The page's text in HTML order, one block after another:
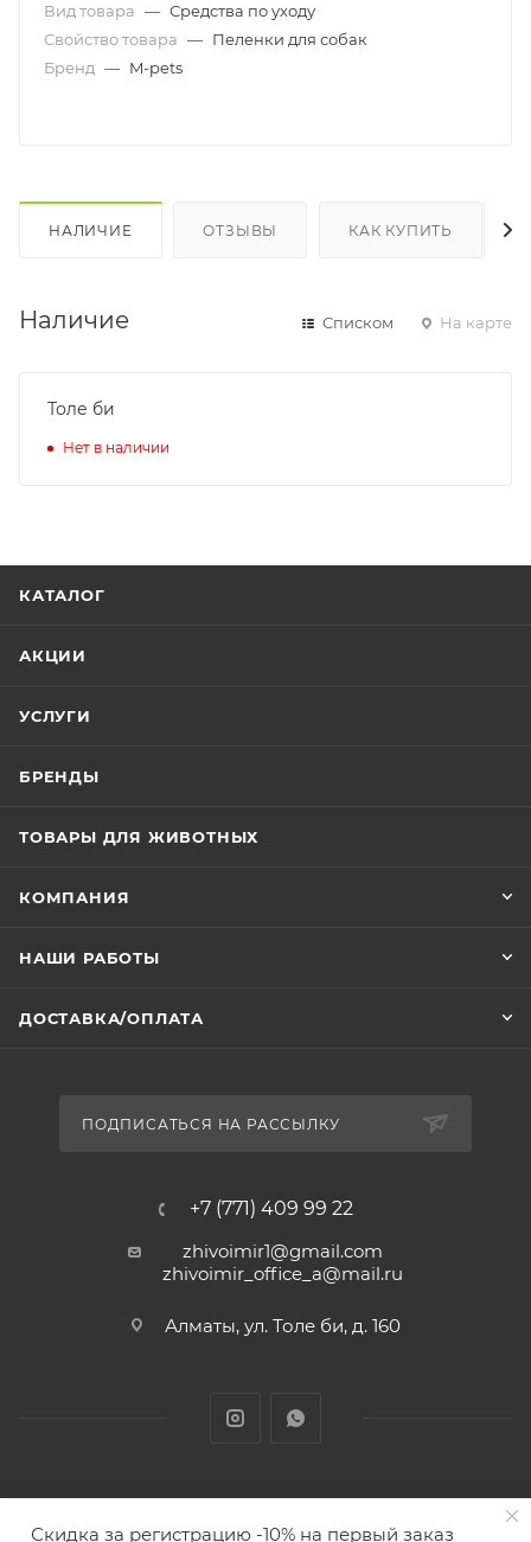
Вид товара — Средства по уходу
Свойство товара — Пеленки для собак
Бренд — M-pets
НАЛИЧИЕ ОТЗЫВЫ КАК КУПИТЬ
Наличие Списком На карте
Толе би
Нет в наличии
КАТАЛОГ
АКЦИИ
УСЛУГИ
БРЕНДЫ
ТОВАРЫ ДЛЯ ЖИВОТНЫХ
КОМПАНИЯ
НАШИ РАБОТЫ
ДОСТАВКА/ОПЛАТА
ПОДПИСАТЬСЯ НА РАССЫЛКУ
+7 (771) 409 99 22
zhivoimir1@gmail.com
zhivoimir_office_a@mail.ru
Алматы, ул. Толе би, д. 160
животных с доставкой товаров по Алматы и Казахстану
Скидка за регистрацию -10% на первый заказ